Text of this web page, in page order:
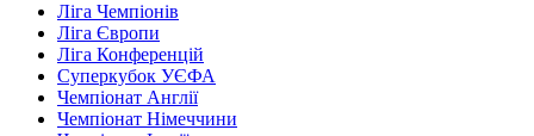
Ліга Чемпіонів
Ліга Європи
Ліга Конференцій
Суперкубок УЄФА
Чемпіонат Англії
Чемпіонат Німеччини